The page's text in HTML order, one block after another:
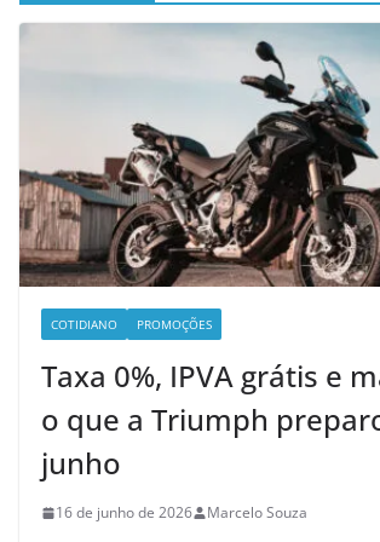
COTIDIANO PROMOÇÕES
Taxa 0%, IPVA grátis e
o que a Triumph
junho
16 de junho de 2026 Marcelo Souza